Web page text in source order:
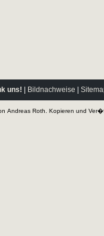
uns! Bildnachweise
Andreas Roth . Kopieren und